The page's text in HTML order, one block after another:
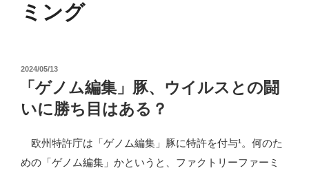
ミング
投
2024/05/13
「ゲノム編集」豚、ウイルスとの闘
いに勝ち目はある？
欧州特許庁は「ゲノム編集」豚に特許を付与¹。何のた
めの「ゲノム編集」かというと、ファクトリーファーミ